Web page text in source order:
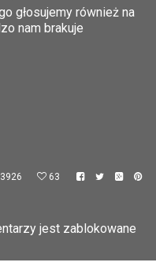
głosujemy również na
nam brakuje
3926 63
jest zablokowane